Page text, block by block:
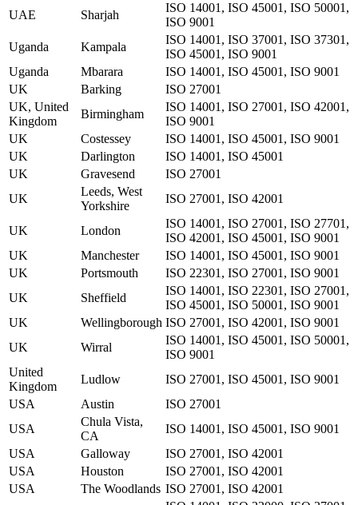
UAE
Sharjah
ISO 14001, ISO 45001, ISO 50001,
ISO 9001
Uganda
Kampala
ISO 14001, ISO 37001, ISO 37301,
ISO 45001, ISO 9001
Uganda
Mbarara
ISO 14001, ISO 45001, ISO 9001
UK
Barking
ISO 27001
UK, United
Kingdom
Birmingham
ISO 14001, ISO 27001, ISO 42001,
ISO 9001
UK
Costessey
ISO 14001, ISO 45001, ISO 9001
UK
Darlington
ISO 14001, ISO 45001
UK
Gravesend
ISO 27001
UK
Leeds, West
Yorkshire
ISO 27001, ISO 42001
UK London
ISO 14001, ISO 27001, ISO 27701,
ISO 42001, ISO 45001, ISO 9001
UK
Manchester
ISO 14001, ISO 45001, ISO 9001
UK
Portsmouth
ISO 22301, ISO 27001, ISO 9001
UK
Sheffield
ISO 14001, ISO 22301, ISO 27001,
ISO 45001, ISO 50001, ISO 9001
UK
Wellingborough ISO 27001, ISO 42001, ISO 9001
UK
Wirral
ISO 14001, ISO 45001, ISO 50001,
ISO 9001
United
Kingdom
Ludlow
ISO 27001, ISO 45001, ISO 9001
USA
Austin
ISO 27001
USA
Chula Vista,
CA
ISO 14001, ISO 45001, ISO 9001
USA
Galloway
ISO 27001, ISO 42001
USA
Houston
ISO 27001, ISO 42001
USA
The Woodlands ISO 27001, ISO 42001